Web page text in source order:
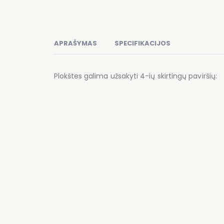
APRAŠYMAS SPECIFIKACIJOS
Plokštes galima užsakyti 4-ių skirtingų paviršių: